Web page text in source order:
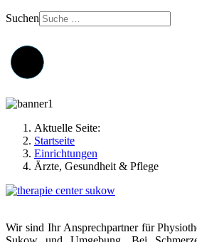
Suchen
Aktuelle Seite:
Startseite
Einrichtungen
Ärzte, Gesundheit & Pflege
Wir sind Ihr Ansprechpartner für